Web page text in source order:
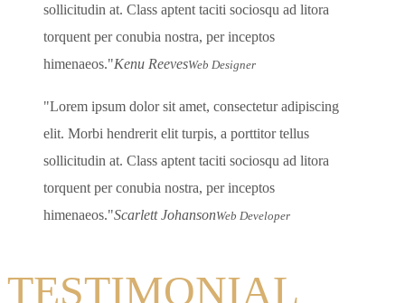
sollicitudin at. Class aptent taciti sociosqu ad litora
torquent per conubia nostra, per inceptos
himenaeos. Kenu ReevesWeb Designer
Lorem ipsum dolor sit amet, consectetur adipiscing
elit. Morbi hendrerit elit turpis, a porttitor tellus
sollicitudin at. Class aptent taciti sociosqu ad litora
torquent per conubia nostra, per inceptos
himenaeos. Scarlett JohansonWeb Developer
TESTIMONIAL